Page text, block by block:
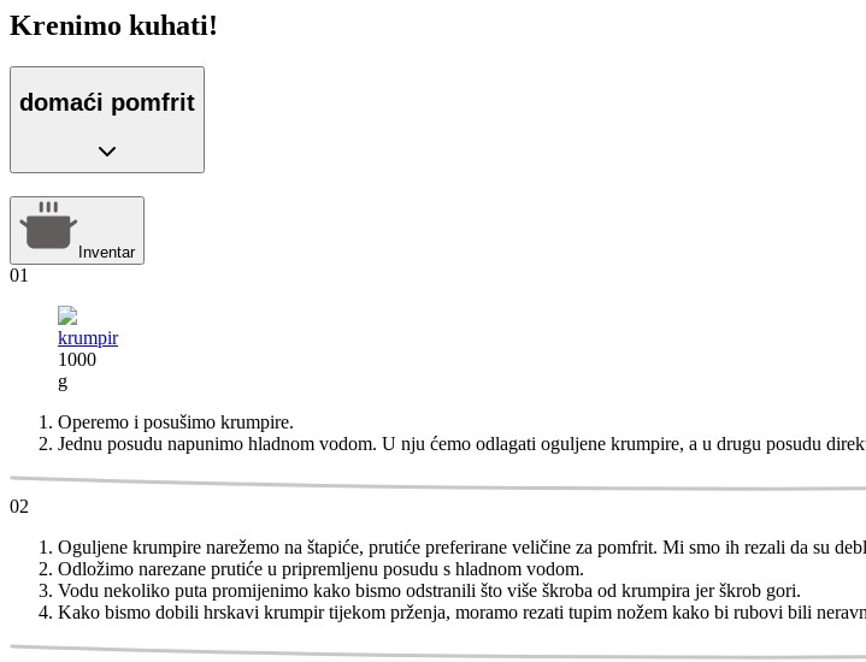
Krenimo kuhati!
domaći pomfrit
Inventar
01
krumpir
1000
g
Operemo i posušimo krumpire.
Jednu posudu napunimo hladnom vodom. U nju ćemo odlagati oguljene krumpire, a u drugu posudu
02
Oguljene krumpire narežemo na štapiće, prutiće preferirane veličine za pomfrit. Mi smo ih rezali da su
Odložimo narezane prutiće u pripremljenu posudu s hladnom vodom.
Vodu nekoliko puta promijenimo kako bismo odstranili što više škroba od krumpira jer škrob gori.
Kako bismo dobili hrskavi krumpir tijekom prženja, moramo rezati tupim nožem kako bi rubovi bili